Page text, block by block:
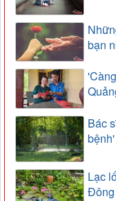
bạn
Bác
bệnh'
Lạc